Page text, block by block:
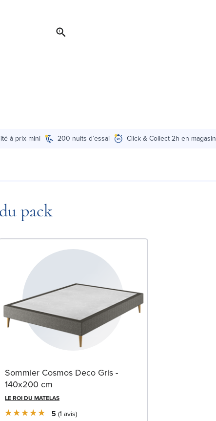
à prix mini 200 nuits d’essai Click & Collect 2h en magasin
pack
Sommier Cosmos Deco Gris -
140x200 cm
LE ROI DU MATELAS
5 1 avis